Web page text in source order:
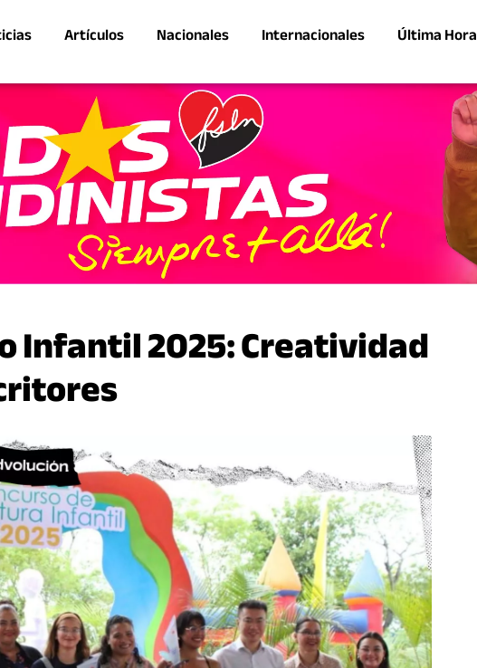
Artículos Nacionales Internacionales Última Hora
Infantil 2025: Creatividad